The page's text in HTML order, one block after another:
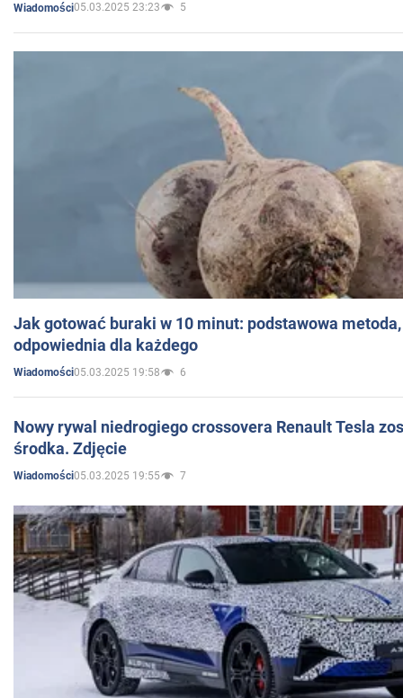
Wiadomości05.03.2025 23:23 5
Jak gotować buraki w 10 minut: podstawowa
odpowiednia dla każdego
Wiadomości05.03.2025 19:58 6
Nowy rywal niedrogiego crossovera Renault Tesla
środka. Zdjęcie
Wiadomości05.03.2025 19:55 7